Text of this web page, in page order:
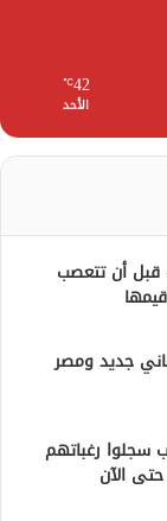
42
℃
الأحد
قبل أن تتعصب
جديد ومصر
29 ألف طالب سجلوا رغباتهم
الآن